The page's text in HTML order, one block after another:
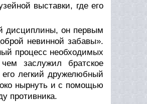
выставки, где его
дисциплины, он первым
невинной забавы».
процесс необходимых
заслужил братское
легкий дружелюбный
нырнуть и с помощью
противника.